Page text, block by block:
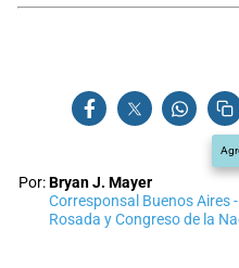
Por:Bryan J. Mayer
Corresponsal Buenos Aires
Rosada y Congreso de la